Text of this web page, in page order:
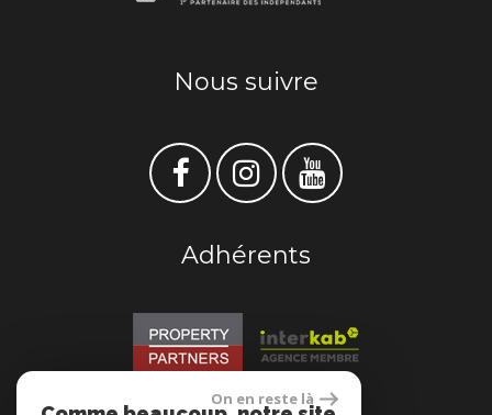
Nous suivre
Adhérents
On en reste là